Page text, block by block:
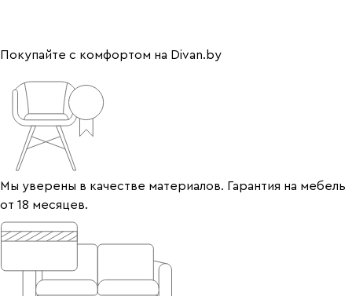
Покупайте с комфортом на Divan.by
Мы уверены в качестве материалов. Гарантия на мебель
от 18 месяцев.